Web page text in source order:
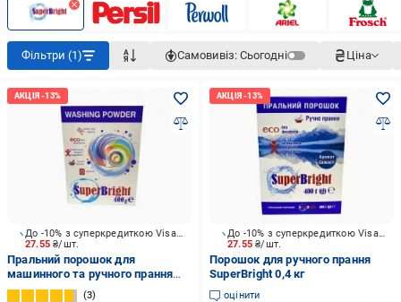
Фільтри (1) Самовивіз: Сьогодні Ціна
27.55₴/шт.
До -10% з суперкредиткою Visa Вигода
Пральний порошок для
машинного та ручного прання
SuperBright універсальний 0,4 кг
3
27.55₴/шт.
До -10% з суперкредиткою Visa Вигода
Порошок для ручного прання
SuperBright 0,4 кг
оцінити